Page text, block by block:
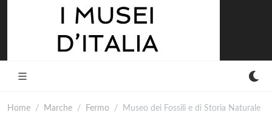
Home Marche Fermo Museo dei Fossili e di Storia Naturale